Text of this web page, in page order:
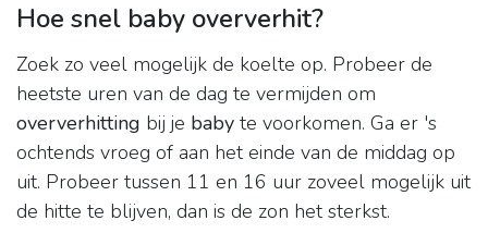
Hoe snel baby oververhit?
Zoek zo veel mogelijk de koelte op. Probeer de
heetste uren van de dag te vermijden om
oververhitting bij je baby te voorkomen. Ga er 's
ochtends vroeg of aan het einde van de middag op
uit. Probeer tussen 11 en 16 uur zoveel mogelijk uit
de hitte te blijven, dan is de zon het sterkst.